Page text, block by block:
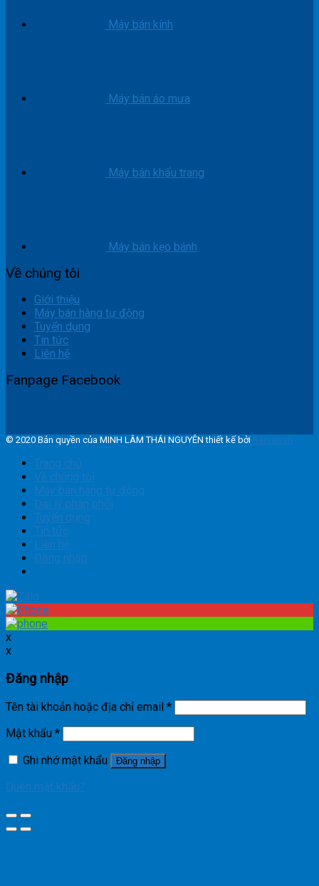
Máy bán kính
Máy bán áo mưa
Máy bán khẩu trang
Máy bán kẹo bánh
Về chúng tôi
Giới thiệu
Máy bán hàng tự động
Tuyển dụng
Tin tức
Liên hệ
Fanpage Facebook
© 2020 Bản quyền của MINH LÂM THÁI NGUYÊN thiết kế bởi Renren.vn
Trang chủ
Về chúng tôi
Máy bán hàng tự động
Đại lý phân phối
Tuyển dụng
Tin tức
Liên hệ
Đăng nhập
x
x
Đăng nhập
Tên tài khoản hoặc địa chỉ email *
Mật khẩu *
Ghi nhớ mật khẩu
Đăng nhập
Quên mật khẩu?